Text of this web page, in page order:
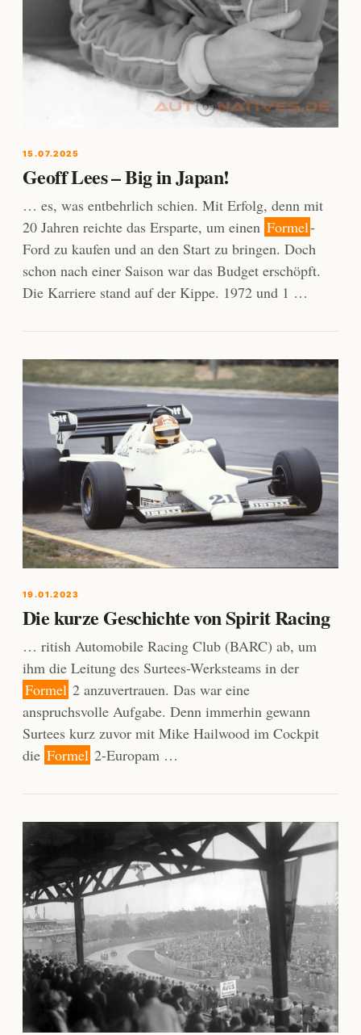
15.07.2025
Geoff Lees – Big in Japan!
… es, was entbehrlich schien. Mit Erfolg, denn mit
20 Jahren reichte das Ersparte, um einen Formel-
Ford zu kaufen und an den Start zu bringen. Doch
schon nach einer Saison war das Budget erschöpft.
Die Karriere stand auf der Kippe. 1972 und 1 …
19.01.2023
Die kurze Geschichte von Spirit Racing
… ritish Automobile Racing Club (BARC) ab, um
ihm die Leitung des Surtees-Werksteams in der
Formel 2 anzuvertrauen. Das war eine
anspruchsvolle Aufgabe. Denn immerhin gewann
Surtees kurz zuvor mit Mike Hailwood im Cockpit
die Formel 2-Europam …